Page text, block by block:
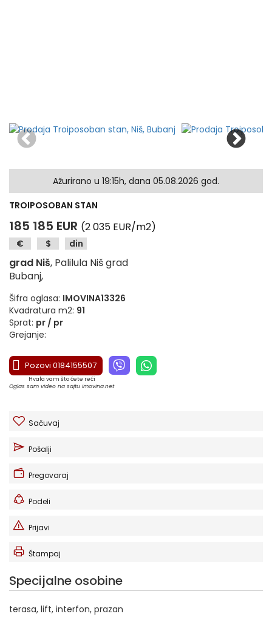
Ažurirano u 19:15h, dana 05.08.2026 god.
TROIPOSOBAN STAN
185 185 EUR (2 035 EUR/m2)
€ $ din
grad Niš, Palilula Niš grad
Bubanj,
Šifra oglasa: IMOVINA13326
Kvadratura m2: 91
Sprat: pr / pr
Grejanje:
Pozovi 0184155507
Hvala vam što ćete reći
Oglas sam video na sajtu imovina.net
Sačuvaj
Pošalji
Pregovaraj
Podeli
Prijavi
Štampaj
Specijalne osobine
terasa, lift, interfon, prazan